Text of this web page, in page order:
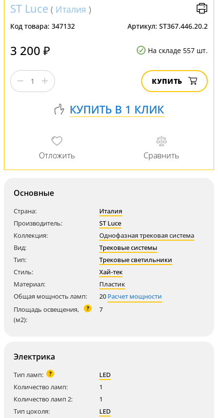
ST Luce ( Италия )
Код товара: 347132 Артикул: ST367.446.20.2
3 200 ₽ На складе 557 шт.
КУПИТЬ
Основные
Страна:
Италия
Производитель:
ST Luce
Коллекция:
Однофазная трековая система
Вид:
Трековые системы
Тип:
Трековые светильники
Стиль:
Хай-тек
Материал:
Пластик
Общая мощность ламп:
20 Расчет мощности
Площадь освещения,
(м2):
? 7
Электрика
Тип ламп: ?
LED
Количество ламп:
1
Количество ламп 2:
1
Тип цоколя:
LED